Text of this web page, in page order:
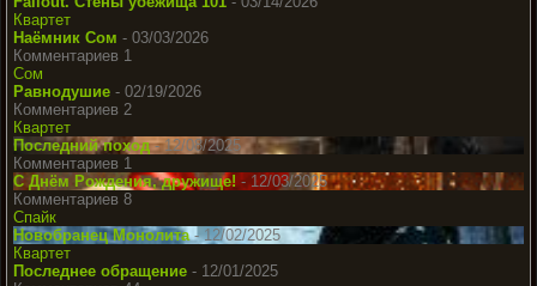
Квартет
Наёмник Сом - 03/03/2026
Комментариев 1
Сом
Равнодушие - 02/19/2026
Комментариев 2
Квартет
Последний поход- 12/08/2025
Комментариев 1
С Днём Рождения, дружище! - 12/03/2025
Комментариев 8
Спайк
Новобранец Монолита- 12/02/2025
Квартет
Последнее обращение - 12/01/2025